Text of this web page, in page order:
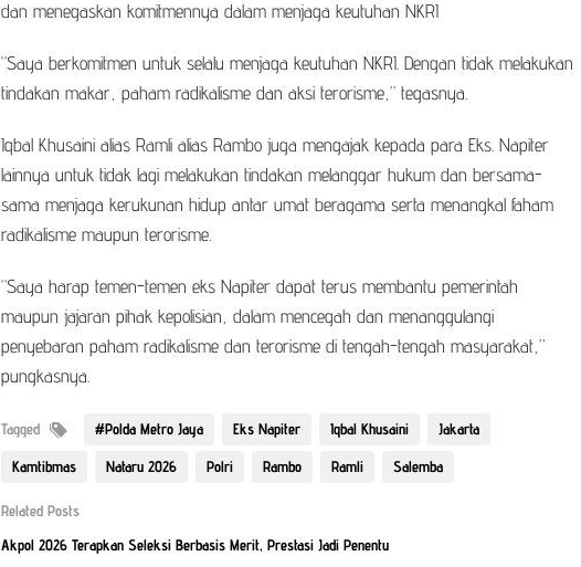
dan menegaskan komitmennya dalam menjaga keutuhan NKRI
“Saya berkomitmen untuk selalu menjaga keutuhan NKRI. Dengan tidak melakukan
tindakan makar, paham radikalisme dan aksi terorisme,” tegasnya.
Iqbal Khusaini alias Ramli alias Rambo juga mengajak kepada para Eks. Napiter
lainnya untuk tidak lagi melakukan tindakan melanggar hukum dan bersama-
sama menjaga kerukunan hidup antar umat beragama serta menangkal faham
radikalisme maupun terorisme.
“Saya harap temen-temen eks Napiter dapat terus membantu pemerintah
maupun jajaran pihak kepolisian, dalam mencegah dan menanggulangi
penyebaran paham radikalisme dan terorisme di tengah-tengah masyarakat,”
pungkasnya.
Tagged #Polda Metro Jaya Eks Napiter Iqbal Khusaini Jakarta
Kamtibmas Nataru 2026 Polri Rambo Ramli Salemba
Related Posts
Akpol 2026 Terapkan Seleksi Berbasis Merit, Prestasi Jadi Penentu